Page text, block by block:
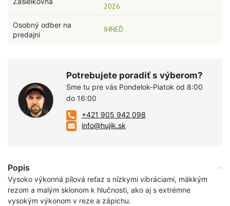
2026
Osobný odber na
predajni
IHNEĎ
Potrebujete poradiť s výberom?
Sme tu pre vás Pondelok-Piatok od 8:00
do 16:00
+421 905 942 098
info@hujik.sk
Popis
Vysoko výkonná pílová reťaz s nízkymi vibráciami, mäkkým
rezom a malým sklonom k hlučnosti, ako aj s extrémne
vysokým výkonom v reze a zápichu.